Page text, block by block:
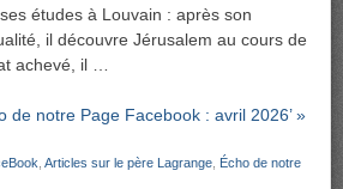
études à Louvain : après son
il découvre Jérusalem au cours de
achevé, il …
de notre Page Facebook : avril 2026’ »
Articles sur le père Lagrange Écho de notre